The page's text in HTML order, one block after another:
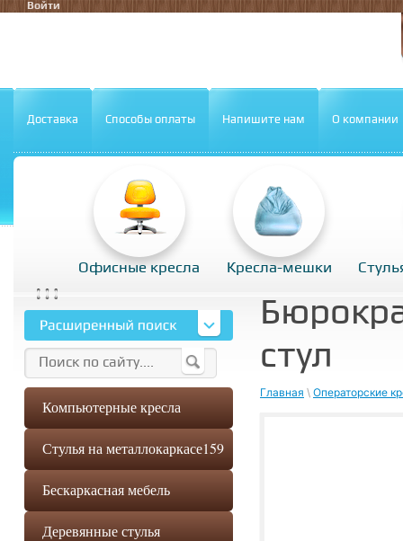
Войти
Доставка Способы оплаты Напишите нам О компании
Офисные кресла Кресла-мешки
Компьютерные кресла
159
Стулья на металлокаркасе
Бескаркасная мебель
Деревянные стулья
стул
Главная \ Операторские